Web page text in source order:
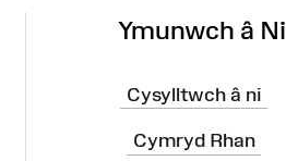
Ymunwch â Ni
Cysylltwch â ni
Cymryd Rhan